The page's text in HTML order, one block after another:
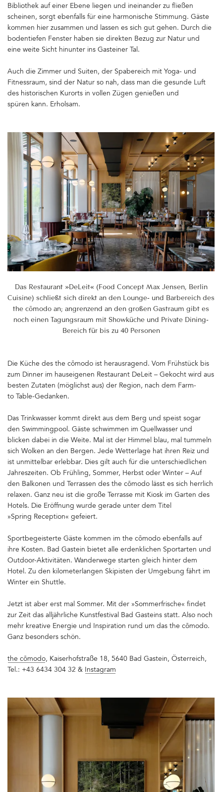
Bibliothek auf einer Ebene liegen und ineinander zu fließen
scheinen, sorgt ebenfalls für eine harmonische Stimmung. Gäste
kommen hier zusammen und lassen es sich gut gehen. Durch die
bodentiefen Fenster haben sie direkten Bezug zur Natur und
eine weite Sicht hinunter ins Gasteiner Tal.
Auch die Zimmer und Suiten, der Spabereich mit Yoga- und
Fitnessraum, sind der Natur so nah, dass man die gesunde Luft
des historischen Kurorts in vollen Zügen genießen und
spüren kann. Erholsam.
Das Restaurant »DeLeit« (Food Concept Max Jensen, Berlin
Cuisine) schließt sich direkt an den Lounge- und Barbereich des
the cōmodo an; angrenzend an den großen Gastraum gibt es
noch einen Tagungsraum mit Showküche und Private Dining-
Bereich für bis zu 40 Personen
Die Küche des the cōmodo ist herausragend. Vom Frühstück bis
zum Dinner im hauseigenen Restaurant DeLeit – Gekocht wird aus
besten Zutaten (möglichst aus) der Region, nach dem Farm-
to Table-Gedanken.
Das Trinkwasser kommt direkt aus dem Berg und speist sogar
den Swimmingpool. Gäste schwimmen im Quellwasser und
blicken dabei in die Weite. Mal ist der Himmel blau, mal tummeln
sich Wolken an den Bergen. Jede Wetterlage hat ihren Reiz und
ist unmittelbar erlebbar. Dies gilt auch für die unterschiedlichen
Jahreszeiten. Ob Frühling, Sommer, Herbst oder Winter – Auf
den Balkonen und Terrassen des the cōmodo lässt es sich herrlich
relaxen. Ganz neu ist die große Terrasse mit Kiosk im Garten des
Hotels. Die Eröffnung wurde gerade unter dem Titel
»Spring Reception« gefeiert.
Sportbegeisterte Gäste kommen im the cōmodo ebenfalls auf
ihre Kosten. Bad Gastein bietet alle erdenklichen Sportarten und
Outdoor-Aktivitäten. Wanderwege starten gleich hinter dem
Hotel. Zu den kilometerlangen Skipisten der Umgebung fährt im
Winter ein Shuttle.
Jetzt ist aber erst mal Sommer. Mit der »Sommerfrische« findet
zur Zeit das alljährliche Kunstfestival Bad Gasteins statt. Also noch
mehr kreative Energie und Inspiration rund um das the cōmodo.
Ganz besonders schön.
the cōmodo, Kaiserhofstraße 18, 5640 Bad Gastein, Österreich,
Tel.: +43 6434 304 32 &
Instagram